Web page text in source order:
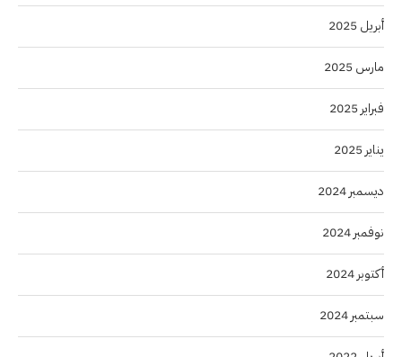
أبريل 2025
مارس 2025
فبراير 2025
يناير 2025
ديسمبر 2024
نوفمبر 2024
أكتوبر 2024
سبتمبر 2024